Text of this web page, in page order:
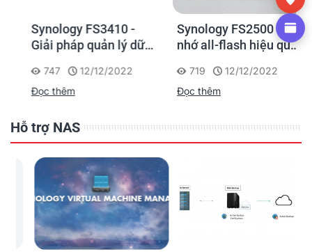
Synology FS3410 -
Giải pháp quản lý dữ
kiệm chi phí cho
doanh nghiệp vừa và
747
12/12/2022
Đọc thêm
Synology FS2500 - Bộ
nhớ all-flash hiệu quả
doanh nghiệp vừa và
nhỏ
719
12/12/2022
Đọc thêm
Hỗ trợ NAS